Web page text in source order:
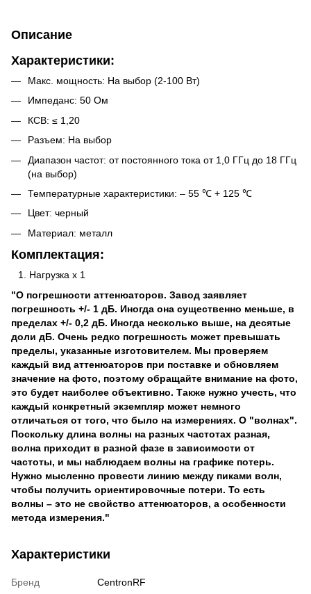
Описание
Характеристики:
Макс. мощность: На выбор (2-100 Вт)
Импеданс: 50 Ом
КСВ: ≤ 1,20
Разъем: На выбор
Диапазон частот: от постоянного тока от 1,0 ГГц до 18 ГГц
(на выбор)
Температурные характеристики: – 55 ℃ + 125 ℃
Цвет: черный
Материал: металл
Комплектация:
Нагрузка х 1
"О погрешности аттенюаторов. Завод заявляет
погрешность +/- 1 дБ. Иногда она существенно меньше, в
пределах +/- 0,2 дБ. Иногда несколько выше, на десятые
доли дБ. Очень редко погрешность может превышать
пределы, указанные изготовителем. Мы проверяем
каждый вид аттенюаторов при поставке и обновляем
значение на фото, поэтому обращайте внимание на фото,
это будет наиболее объективно. Также нужно учесть, что
каждый конкретный экземпляр может немного
отличаться от того, что было на измерениях. О "волнах".
Поскольку длина волны на разных частотах разная,
волна приходит в разной фазе в зависимости от
частоты, и мы наблюдаем волны на графике потерь.
Нужно мысленно провести линию между пиками волн,
чтобы получить ориентировочные потери. То есть
волны – это не свойство аттенюаторов, а особенности
метода измерения."
Характеристики
Бренд
CentronRF